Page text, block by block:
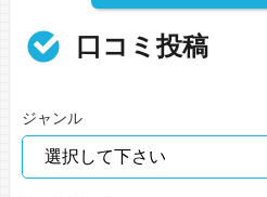
口コミ投稿
ジャンル